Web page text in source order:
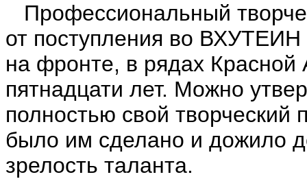
Профессиональный
от поступления во ВХУТЕИН
на фронте, в рядах
пятнадцати лет. Можно
полностью свой
было им сделано и дожило
зрелость таланта.